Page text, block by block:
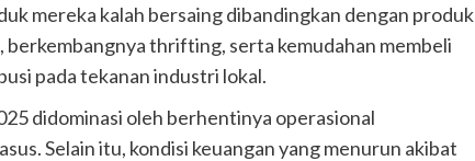
mereka kalah bersaing dibandingkan dengan produk
thrifting, serta kemudahan membeli
pada tekanan industri lokal.
didominasi oleh berhentinya operasional
Selain itu, kondisi keuangan yang menurun akibat